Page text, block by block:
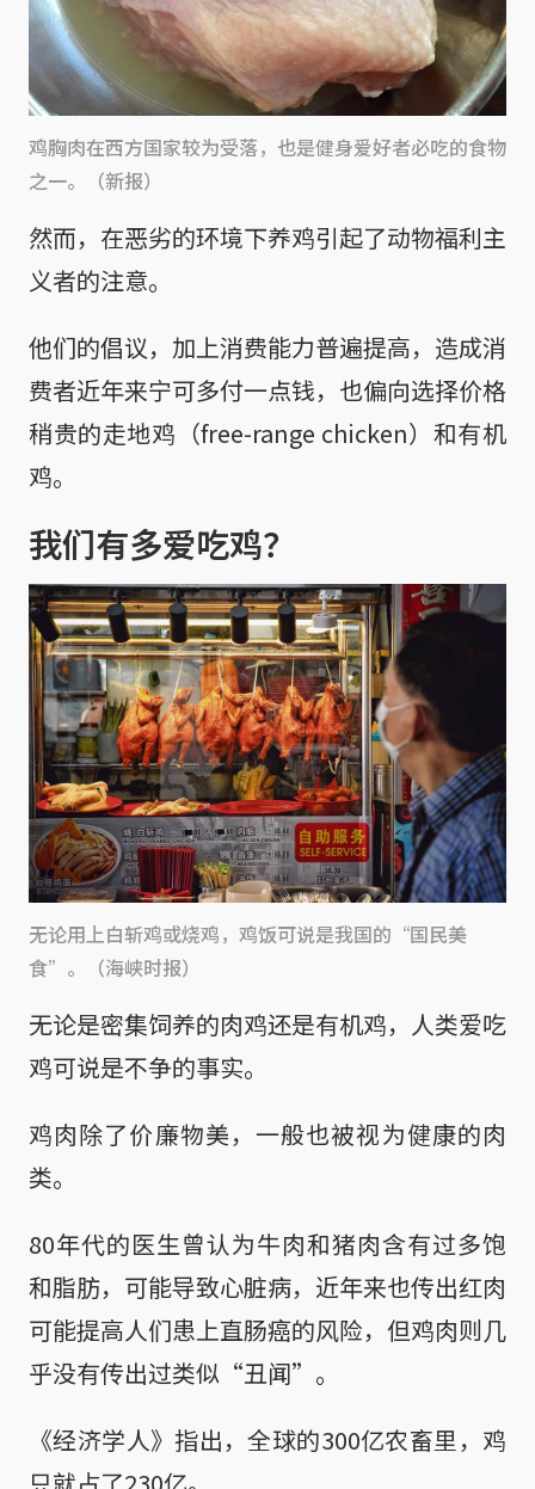
鸡胸肉在西方国家较为受落，也是健身爱好者必吃的食物
之一。（新报）
然而，在恶劣的环境下养鸡引起了动物福利主
义者的注意。
他们的倡议，加上消费能力普遍提高，造成消
费者近年来宁可多付一点钱，也偏向选择价格
稍贵的走地鸡（free-range chicken）和有机
鸡。
我们有多爱吃鸡？
无论用上白斩鸡或烧鸡，鸡饭可说是我国的“国民美
食”。（海峡时报）
无论是密集饲养的肉鸡还是有机鸡，人类爱吃
鸡可说是不争的事实。
鸡肉除了价廉物美，一般也被视为健康的肉
类。
80年代的医生曾认为牛肉和猪肉含有过多饱
和脂肪，可能导致心脏病，近年来也传出红肉
可能提高人们患上直肠癌的风险，但鸡肉则几
乎没有传出过类似“丑闻”。
《经济学人》指出，全球的300亿农畜里，鸡
只就占了230亿。